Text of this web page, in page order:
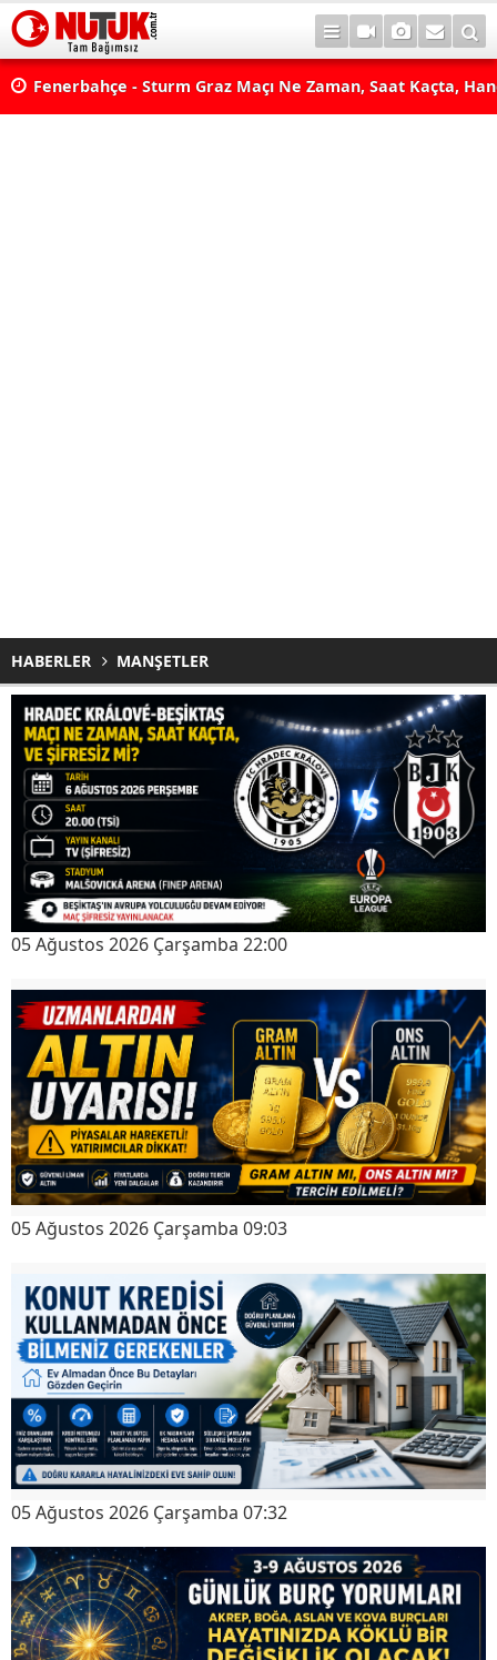
Fenerbahçe - Sturm Graz Maçı Ne Zaman, Saat Kaçta,
HABERLER MANŞETLER
05 Ağustos 2026 Çarşamba 22:00
05 Ağustos 2026 Çarşamba 09:03
05 Ağustos 2026 Çarşamba 07:32